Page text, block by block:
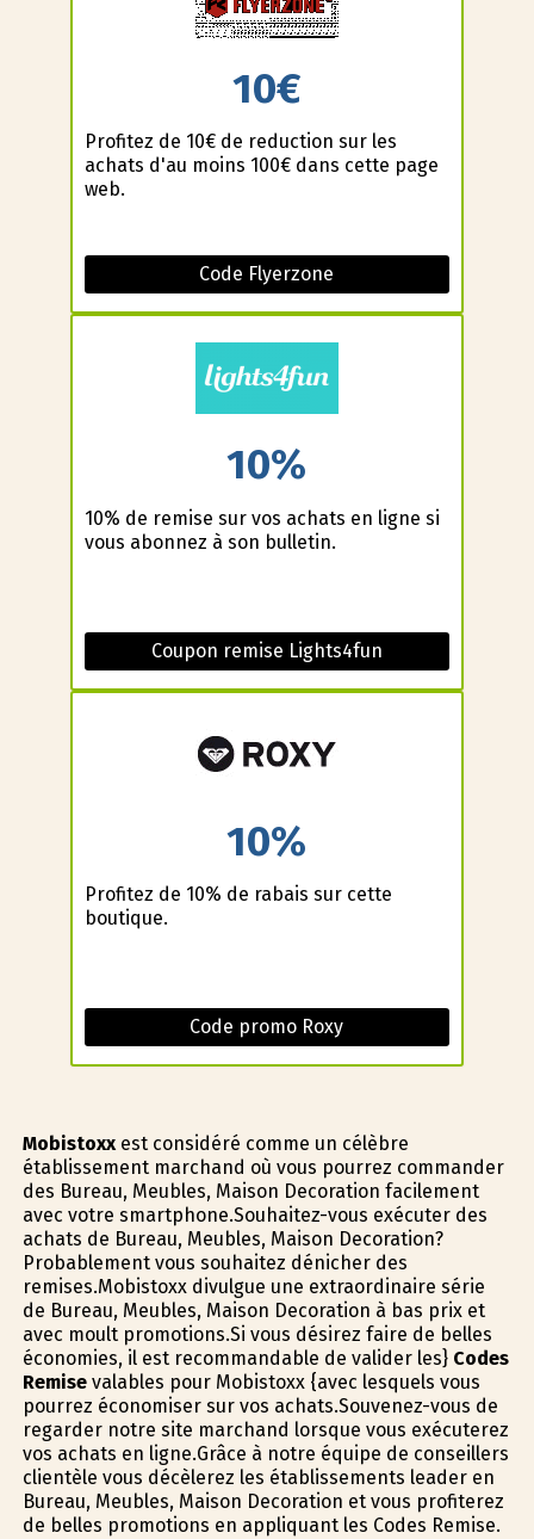
10€
Profitez de 10€ de reduction sur les
achats d'au moins 100€ dans cette page
web.
Code Flyerzone
10%
10% de remise sur vos achats en ligne si
vous abonnez à son bulletin.
Coupon remise Lights4fun
10%
Profitez de 10% de rabais sur cette
boutique.
Code promo Roxy
Mobistoxxest considéré comme un célèbre
établissement marchand où vous pourrez commander
des Bureau, Meubles, Maison Decoration facilement
avec votre smartphone.Souhaitez-vous exécuter des
achats de Bureau, Meubles, Maison Decoration?
Probablement vous souhaitez dénicher des
remises.Mobistoxx divulgue une extraordinaire série
de Bureau, Meubles, Maison Decoration à bas prix et
avec moult promotions.Si vous désirez faire de belles
économies, il est recommandable de valider les} Codes
Remisevalables pour Mobistoxx {avec lesquels vous
pourrez économiser sur vos achats.Souvenez-vous de
regarder notre site marchand lorsque vous exécuterez
vos achats en ligne.Grâce à notre équipe de conseillers
clientèle vous décèlerez les établissements leader en
Bureau, Meubles, Maison Decoration et vous profiterez
de belles promotions en appliquant les Codes Remise.